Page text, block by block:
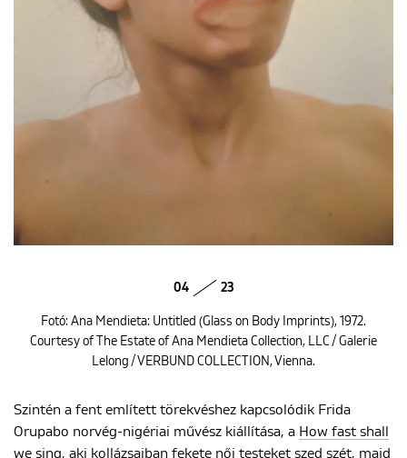
04 23
Fotó: Ana Mendieta: Untitled (Glass on Body Imprints), 1972.
Courtesy of The Estate of Ana Mendieta Collection, LLC / Galerie
Lelong / VERBUND COLLECTION, Vienna.
Szintén a fent említett törekvéshez kapcsolódik Frida
Orupabo norvég-nigériai művész kiállítása, a How fast shall
we sing, aki kollázsaiban fekete női testeket szed szét, majd